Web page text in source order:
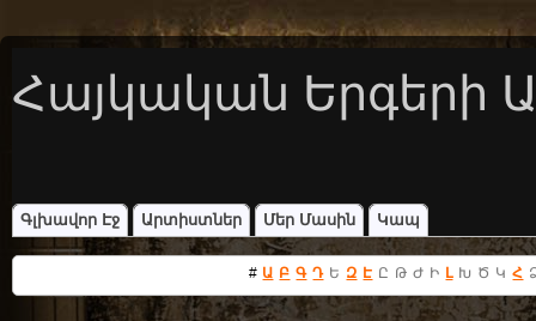
Հայկական Երգերի
Գլխավոր Էջ Արտիստներ Մեր Մասին Կապ
# Ա Բ Գ Դ Ե Զ Է Ը Թ Ժ Ի Լ Խ Ծ Կ Հ